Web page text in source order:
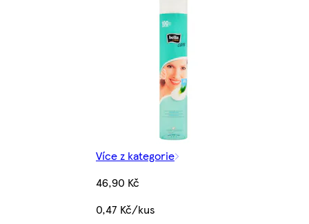
Více z kategorie
46,90 Kč
0,47 Kč/kus